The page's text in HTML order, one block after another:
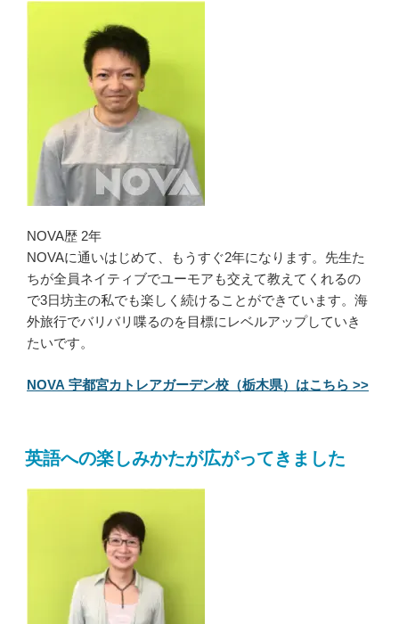
NOVA歴 2年
NOVAに通いはじめて、もうすぐ2年になります。先生た
ちが全員ネイティブでユーモアも交えて教えてくれるの
で3日坊主の私でも楽しく続けることができています。海
外旅行でバリバリ喋るのを目標にレベルアップしていき
たいです。
NOVA 宇都宮カトレアガーデン校（栃木県）はこちら >>
英語への楽しみかたが広がってきました